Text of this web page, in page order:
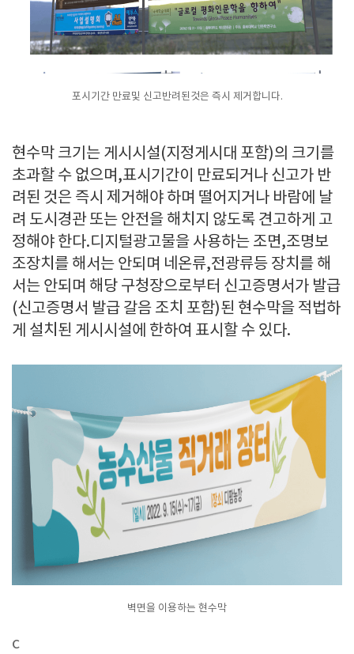
포시기간 만료및 신고반려된것은 즉시 제거합니다.
현수막 크기는 게시시설(지정게시대 포함)의 크기를
초과할 수 없으며,표시기간이 만료되거나 신고가 반
려된 것은 즉시 제거해야 하며 떨어지거나 바람에 날
려 도시경관 또는 안전을 해치지 않도록 견고하게 고
정해야 한다.디지털광고물을 사용하는 조면,조명보
조장치를 해서는 안되며 네온류,전광류등 장치를 해
서는 안되며 해당 구청장으로부터 신고증명서가 발급
(신고증명서 발급 갈음 조치 포함)된 현수막을 적법하
게 설치된 게시시설에 한하여 표시할 수 있다.
벽면을 이용하는 현수막
c